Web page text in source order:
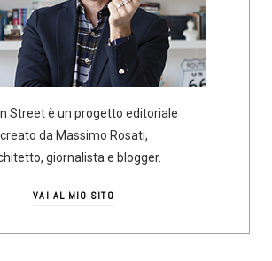
Street è un progetto editoriale
creato da Massimo Rosati,
giornalista e blogger.
VAI AL MIO SITO